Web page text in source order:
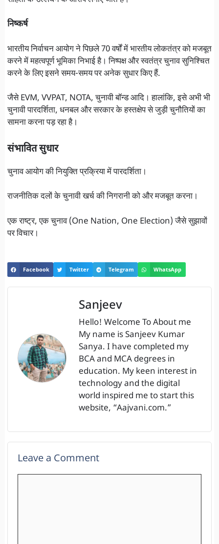
निष्कर्ष
भारतीय निर्वाचन आयोग ने पिछले 70 वर्षों में भारतीय लोकतंत्र को मजबूत
करने में महत्वपूर्ण भूमिका निभाई है। निष्पक्ष और स्वतंत्र चुनाव सुनिश्चित
करने के लिए इसने समय-समय पर अनेक सुधार किए हैं.
जैसे EVM, VVPAT, NOTA, चुनावी बॉन्ड आदि। हालांकि, इसे अभी भी
चुनावी पारदर्शिता, धनबल और सरकार के हस्तक्षेप से जुड़ी चुनौतियों का
सामना करना पड़ रहा है।
संभावित सुधार
चुनाव आयोग की नियुक्ति प्रक्रिया में पारदर्शिता।
राजनीतिक दलों के चुनावी खर्च की निगरानी को और मजबूत करना।
एक राष्ट्र, एक चुनाव (One Nation, One Election) जैसे सुझावों
पर विचार।
Facebook Twitter Telegram WhatsApp
Sanjeev
Hello! Welcome To About me
My name is Sanjeev Kumar
Sanya. I have completed my
BCA and MCA degrees in
education. My keen interest in
technology and the digital
world inspired me to start this
website, “Aajvani.com.”
Leave a Comment